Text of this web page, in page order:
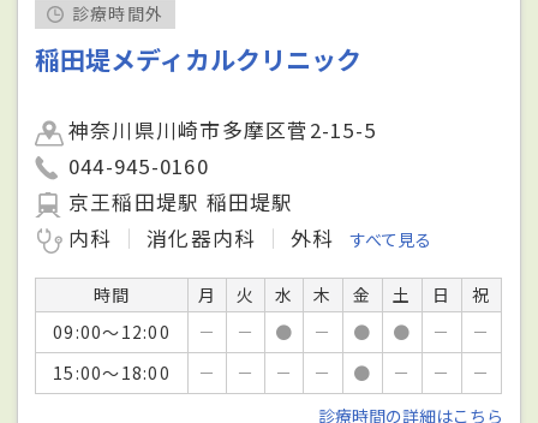
診療時間外
稲田堤メディカルクリニック
神奈川県川崎市多摩区菅2-15-5
044-945-0160
京王稲田堤駅 稲田堤駅
内科
消化器内科 外科 すべて見る
時間 月 火 水 木 金 土 日
祝
09:00～12:00
－ － ● － ● ● －
－
15:00～18:00
－ － － － ● － －
－
診療時間の詳細はこちら